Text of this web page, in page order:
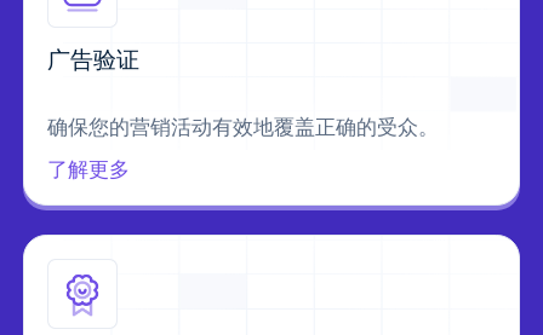
广告验证
确保您的营销活动有效地覆盖正确的受众。
了解更多